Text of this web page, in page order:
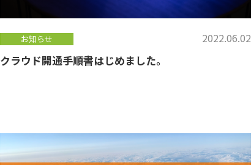
お知らせ 2022.06.02
クラウド開通手順書はじめました。